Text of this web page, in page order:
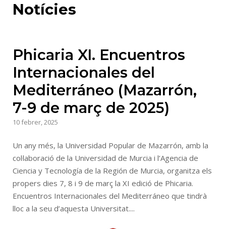
Notícies
Phicaria XI. Encuentros
Internacionales del
Mediterráneo (Mazarrón,
7-9 de març de 2025)
10 febrer, 2025
Un any més, la Universidad Popular de Mazarrón, amb la
col·laboració de la Universidad de Murcia i l’Agencia de
Ciencia y Tecnología de la Región de Murcia, organitza els
propers dies 7, 8 i 9 de març la XI edició de Phicaria.
Encuentros Internacionales del Mediterráneo que tindrà
lloc a la seu d’aquesta Universitat....